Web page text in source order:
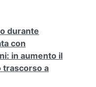
durante
con
in aumento il
trascorso a